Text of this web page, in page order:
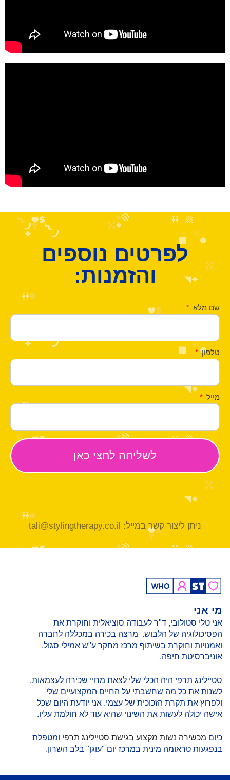
לפרטים נוספים
והזמנות:
שם מלא
טלפון
מייל
ניתן ליצור קשר במייל: tali@stylingtherapy.co.il
מי אני
אני טלי סטולובי, ד"ר לעבודה סוציאלית וחוקרת את
הפסיכולוגיה של הלבוש. מרצה בכירה במכללה לחברה
ואמנויות וחוקרת בשיתוף מרכז מחקר ע"ש אמילי סגול,
אוניברסיטת חיפה.
סטיילינג תרפי היה הכלי שלי לצאת מחיי שכירה לעצמאות,
לשנות את כל מה שחשבתי על החיים המקצועיים שלי
ולפרוץ את תקרת הזכוכית של עצמי. אני יודעת היום שכל
אישה יכולה לעשות את השינוי שהיא עוד לא חולמת עליו.
כיום מכשירה נשות מקצוע בגישת סטיילינג תרפי ומטפלת
בנפגעות טראומה מינית במרכז יום "עוגן" בלב השרון.